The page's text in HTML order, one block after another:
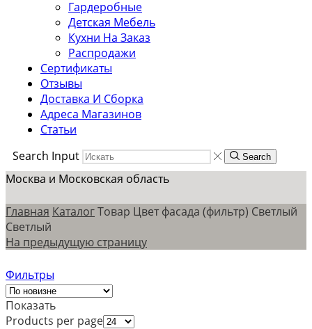
Гардеробные
Детская Мебель
Кухни На Заказ
Распродажи
Сертификаты
Отзывы
Доставка И Сборка
Адреса Магазинов
Статьи
Search Input
Search
Москва и Московская область
Главная КаталогТовар Цвет фасада (фильтр) Светлый
Светлый
На предыдущую страницу
Фильтры
Показать
Products per page